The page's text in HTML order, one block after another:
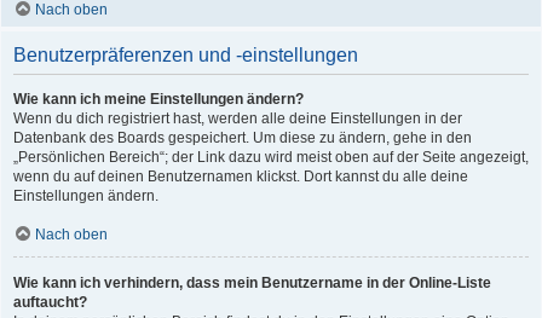
Nach oben
Benutzerpräferenzen und -einstellungen
Wie kann ich meine Einstellungen ändern?
Wenn du dich registriert hast, werden alle deine Einstellungen in der
Datenbank des Boards gespeichert. Um diese zu ändern, gehe in den
„Persönlichen Bereich“; der Link dazu wird meist oben auf der Seite angezeigt,
wenn du auf deinen Benutzernamen klickst. Dort kannst du alle deine
Einstellungen ändern.
Nach oben
Wie kann ich verhindern, dass mein Benutzername in der Online-Liste
auftaucht?